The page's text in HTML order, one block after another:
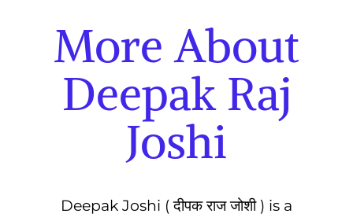
More About
Deepak Raj
Joshi
Deepak Joshi ( दीपक राज जोशी ) is a